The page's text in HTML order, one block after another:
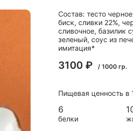
Состав: тесто
биск, сливки 22%,
сливочное, базилик
зеленый, соус из
имитация*
3100 ₽ / 1000 гр.
Пищевая ценность в
6
белки